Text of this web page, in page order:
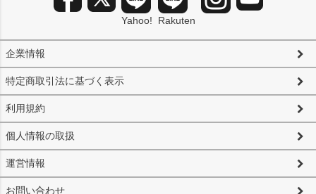
企業情報
特定商取引法に基づく表示
利用規約
個人情報の取扱
運営情報
お問い合わせ
Yahoo! Rakuten